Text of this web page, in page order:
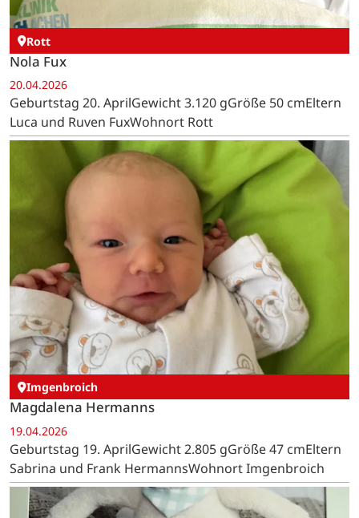
Rott
Nola Fux
20.04.2026
Geburtstag 20. AprilGewicht 3.120 gGröße 50 cmEltern
Luca und Ruven FuxWohnort Rott
Imgenbroich
Magdalena Hermanns
19.04.2026
Geburtstag 19. AprilGewicht 2.805 gGröße 47 cmEltern
Sabrina und Frank HermannsWohnort Imgenbroich